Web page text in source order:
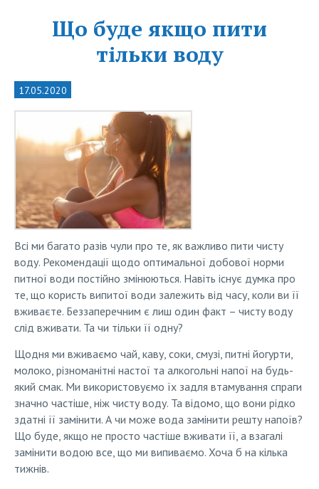
Що буде якщо пити
тільки воду
17.05.2020
Всі ми багато разів чули про те, як важливо пити чисту
воду. Рекомендації щодо оптимальної добової норми
питної води постійно змінюються. Навіть існує думка про
те, що користь випитої води залежить від часу, коли ви її
вживаєте. Беззаперечним є лиш один факт – чисту воду
слід вживати. Та чи тільки її одну?
Щодня ми вживаємо чай, каву, соки, смузі, питні йогурти,
молоко, різноманітні настої та алкогольні напої на будь-
який смак. Ми використовуємо їх задля втамування спраги
значно частіше, ніж чисту воду. Та відомо, що вони рідко
здатні її замінити. А чи може вода замінити решту напоїв?
Що буде, якщо не просто частіше вживати її, а взагалі
замінити водою все, що ми випиваємо. Хоча б на кілька
тижнів.